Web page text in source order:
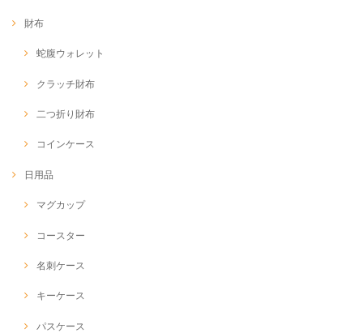
財布
蛇腹ウォレット
クラッチ財布
二つ折り財布
コインケース
日用品
マグカップ
コースター
名刺ケース
キーケース
パスケース